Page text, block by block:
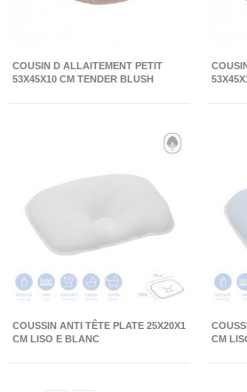
COUSIN D ALLAITEMENT PETIT
53X45X10 CM TENDER BLUSH
COUSSIN ANTI TÊTE PLATE 25X20X1
CM LISO E BLANC
CM